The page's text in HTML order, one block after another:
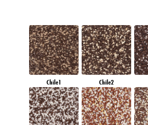
Chile1 Chile2